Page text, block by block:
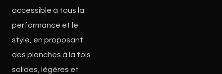
accessible à tous la
performance et le
style, en proposant
des planches à la fois
solides, légères et